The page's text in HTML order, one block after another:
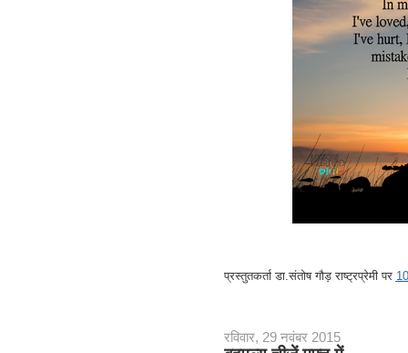
प्रस्तुतकर्ताडा.संतोष गौड़ राष्ट्रप्रेमी पर
रविवार, 29 नवंबर 2015